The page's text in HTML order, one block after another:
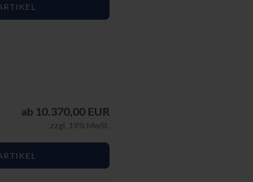
ab 10.370,00 EUR
zzgl. 19% MwSt.